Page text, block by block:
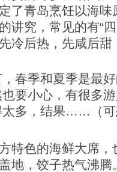
了青岛烹饪以海
讲究，常见的有“
冷后热，先咸后
春季和夏季是最
要小心，有很多
太多，结果……（
色的海鲜大席，
地，饺子热气沸